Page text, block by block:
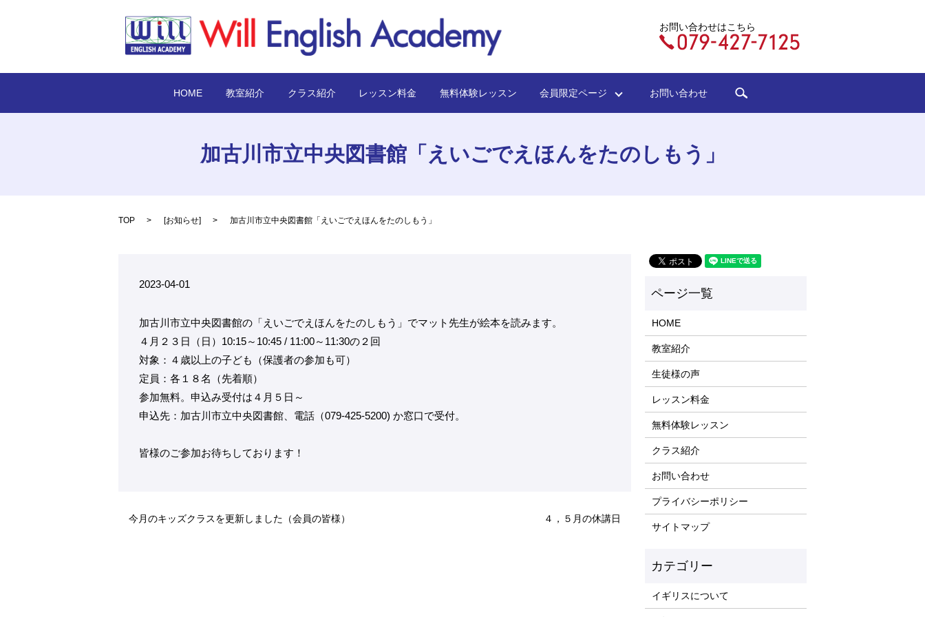
お問い合わせはこちら
HOME 教室紹介 クラス紹介 レッスン料金 無料体験レッスン 会員限定ページ お問い合わせ
加古川市立中央図書館「えいごでえほんをたのしもう」
TOP [お知らせ] 加古川市立中央図書館「えいごでえほんをたのしもう」
2023-04-01
加古川市立中央図書館の「えいごでえほんをたのしもう」でマット先生が絵本を読みます。
４月２３日（日）10:15～10:45 / 11:00～11:30の２回
対象：４歳以上の子ども（保護者の参加も可）
定員：各１８名（先着順）
参加無料。申込み受付は４月５日～
申込先：加古川市立中央図書館、電話（079-425-5200) か窓口で受付。
皆様のご参加お待ちしております！
今月のキッズクラスを更新しました（会員の皆様） ４，５月の休講日
HOME
教室紹介
生徒様の声
レッスン料金
無料体験レッスン
クラス紹介
お問い合わせ
プライバシーポリシー
サイトマップ
イギリスについて